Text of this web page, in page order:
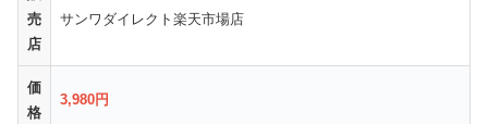
売
店
サンワダイレクト楽天市場店
価
格
3,980円